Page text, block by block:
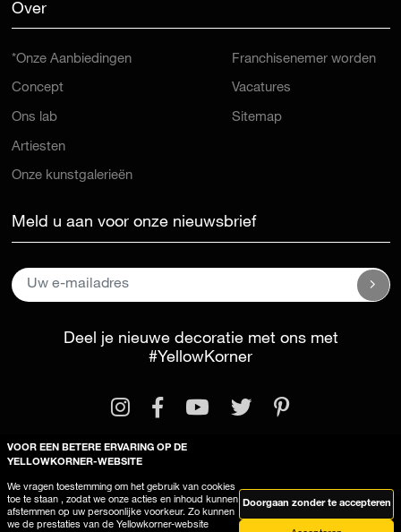
Over
*Onze Aanbiedingen
Concept
Ons lab
Artiesten
Onze kunstgalerieën
Franchisenemer worden
Vacatures
Sitemap
Meld u aan voor onze nieuwsbrief
Deel je nieuwe decoratie met ons met
#YellowKorner
Wettelijke kennisgevingAlgemene voorwaarden
Deze site gebruikt cookies
VOOR EEN BETERE ERVARING OP DE
YELLOWKORNER-WEBSITE
We vragen toestemming om het gebruik van cookies
toe te staan , zodat we onze acties en inhoud kunnen
afstemmen op uw persoonlijke voorkeur. Zo kunnen
we de prestaties van de Yellowkorner-website
Doorgaan zonder te accepteren